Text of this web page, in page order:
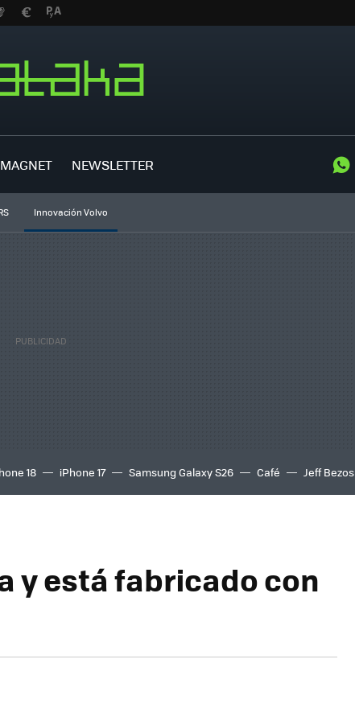
MAGNET NEWSLETTER
Innovación Volvo
18 iPhone 17 Samsung Galaxy S26 Café Jeff Bezos
y está fabricado con